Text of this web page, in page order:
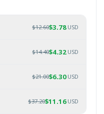
$12.60$3.78 USD
$14.40$4.32 USD
$21.00$6.30 USD
$37.20$11.16 USD